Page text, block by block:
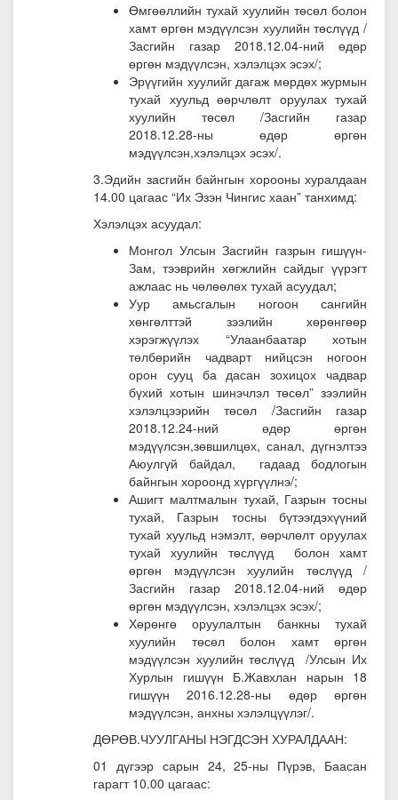
Өмгөөллийн тухай хуулийн төсөл болон
хамт өргөн мэдүүлсэн хуулийн төслүүд /
Засгийн газар 2018.12.04-ний өдөр
өргөн мэдүүлсэн, хэлэлцэх эсэх/;
Эрүүгийн хуулийг дагаж мөрдөх журмын
тухай хуульд өөрчлөлт оруулах тухай
хуулийн төсөл /Засгийн газар
2018.12.28-ны өдөр өргөн
мэдүүлсэн,хэлэлцэх эсэх/.
3.Эдийн засгийн байнгын хорооны хуралдаан
14.00 цагаас “Их Эзэн Чингис хаан” танхимд:
Хэлэлцэх асуудал:
Монгол Улсын Засгийн газрын гишүүн-
Зам, тээврийн хөгжлийн сайдыг үүрэгт
ажлаас нь чөлөөлөх тухай асуудал;
Уур амьсгалын ногоон сангийн
хөнгөлттэй зээлийн хөрөнгөөр
хэрэгжүүлэх “Улаанбаатар хотын
төлбөрийн чадварт нийцсэн ногоон
орон сууц ба дасан зохицох чадвар
бүхий хотын шинэчлэл төсөл” зээлийн
хэлэлцээрийн төсөл /Засгийн газар
2018.12.24-ний өдөр өргөн
мэдүүлсэн,зөвшилцөх, санал, дүгнэлтээ
Аюулгүй байдал, гадаад бодлогын
байнгын хороонд хүргүүлнэ/;
Ашигт малтмалын тухай, Газрын тосны
тухай, Газрын тосны бүтээгдэхүүний
тухай хуульд нэмэлт, өөрчлөлт оруулах
тухай хуулийн төслүүд болон хамт
өргөн мэдүүлсэн хуулийн төслүүд /
Засгийн газар 2018.12.04-ний өдөр
өргөн мэдүүлсэн, хэлэлцэх эсэх/;
Хөрөнгө оруулалтын банкны тухай
хуулийн төсөл болон хамт өргөн
мэдүүлсэн хуулийн төслүүд /Улсын Их
Хурлын гишүүн Б.Жавхлан нарын 18
гишүүн 2016.12.28-ны өдөр өргөн
мэдүүлсэн, анхны хэлэлцүүлэг/.
ДӨРӨВ.ЧУУЛГАНЫ НЭГДСЭН ХУРАЛДААН:
01 дүгээр сарын 24, 25-ны Пүрэв, Баасан
гарагт 10.00 цагаас: